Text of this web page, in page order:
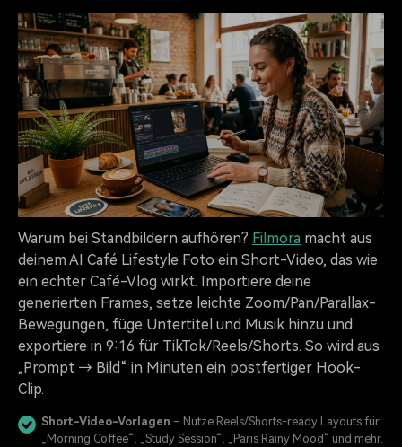
Warum bei Standbildern aufhören? Filmora macht aus
deinem AI Café Lifestyle Foto ein Short-Video, das wie
ein echter Café-Vlog wirkt. Importiere deine
generierten Frames, setze leichte Zoom/Pan/Parallax-
Bewegungen, füge Untertitel und Musik hinzu und
exportiere in 9:16 für TikTok/Reels/Shorts. So wird aus
„Prompt → Bild“ in Minuten ein postfertiger Hook-
Clip.
Short-Video-Vorlagen – Nutze Reels/Shorts-ready Layouts für
„Morning Coffee“, „Study Session“, „Paris Rainy Mood“ und mehr.